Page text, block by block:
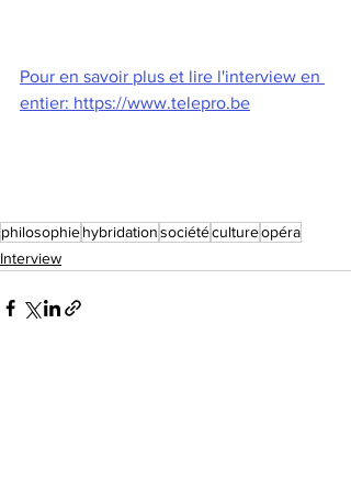
Pour en savoir plus et lire l'interview en
entier: https://www.telepro.be
philosophiehybridationsociétécultureopéra
Interview